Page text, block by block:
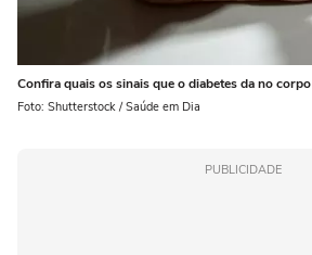
Confira quais os sinais que o diabetes da no corpo
Foto: Shutterstock / Saúde em Dia
PUBLICIDADE